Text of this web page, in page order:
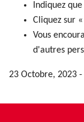
Indiquez
Cliquez sur
Vous
d'autres
23 Octobre, 2023 -